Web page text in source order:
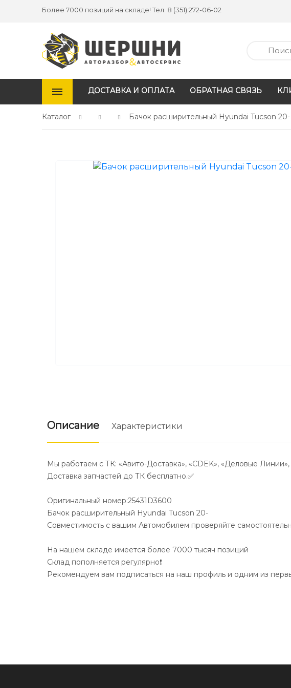
Более 7000 позиций на складе! Тел: 8 (351) 272-06-02
ДОСТАВКА И ОПЛАТА ОБРАТНАЯ СВЯЗЬ
Каталог Бачок расширительный Hyundai Tucson 20-
Описание Характеристики
Мы работаем с ТК: «Авито-Доставка», «CDEK», «Деловые Линии»,
Доставка запчастей до ТК бесплатно.✅
Оригинальный номер:25431D3600
Бачок расширительный Hyundai Tucson 20-
Совместимость с вашим Автомобилем проверяйте
На нашем складе имеется более 7000 тысяч позиций
Склад пополняется регулярно❗️
Рекомендуем вам подписаться на наш профиль и одним из